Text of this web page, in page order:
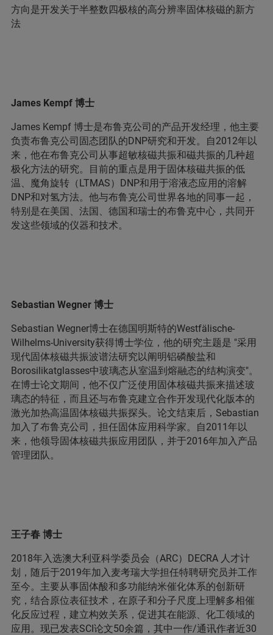
方向是开发关于半整数四极核的高分辨率固体核磁的新方
法
James Kempf 博士
James Kempf 博士是布鲁克公司的产品开发经理，他主要
负责布鲁克公司固态团队的DNP研究和开发。自2012年以
来，他在布鲁克公司从事超敏核磁共振和磁共振的几种超
极化方法的研究。目前的重点是用于固体核磁共振的低
温、魔角旋转（LTMAS）DNP和用于溶液态应用的溶解
DNP和对氢方法。他与布鲁克公司世界各地的同事一起，
特别是在美国、法国、德国和瑞士的布鲁克中心，共同开
发这些领域的仪器和技术。
Sebastian Wegner 博士
Sebastian Wegner博士在德国明斯特的Westfälische-
Wilhelms-University获得博士学位，他的研究主题是 "采用
现代固体核磁共振波谱法研究以阐明铝磷酸盐和
Borosilikatglasses中玻璃态从室温到熔融态的结构演变"。
在博士论文期间，他不仅广泛使用固体核磁共振来描述玻
璃态的特征，而且还与布鲁克建立合作开发现代化版本的
激光加热高温固体核磁共振探头。论文结束后，Sebastian
加入了布鲁克公司，担任固体应用科学家。自2011年以
来，他领导固体核磁共振应用团队，并于2016年加入产品
管理团队。
王子春 博士
2018年入选澳大利亚科学委员会（ARC）DECRA 人才计
划，随后于2019年加入麦考瑞大学担任特聘研究员并工作
至今。主要从事固体酸和多功能纳米催化体系的创新研
究，结合原位表征技术，在原子和分子尺度上理解多相催
化反应过程，建立构效关系，促进其在能源、化工领域的
应用。现已发表SCI论文50余篇，其中一作/通讯作者近30